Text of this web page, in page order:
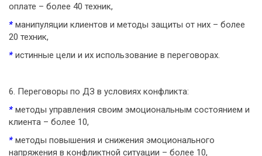
оплате – более 40 техник,
* манипуляции клиентов и методы защиты от них – более
20 техник,
* истинные цели и их использование в переговорах.
6. Переговоры по ДЗ в условиях конфликта:
* методы управления своим эмоциональным состоянием и
клиента – более 10,
* методы повышения и снижения эмоционального
напряжения в конфликтной ситуации – более 10,